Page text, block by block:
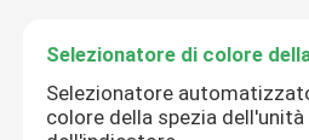
Selezionatore di colore
Selezionatore
colore della spezia